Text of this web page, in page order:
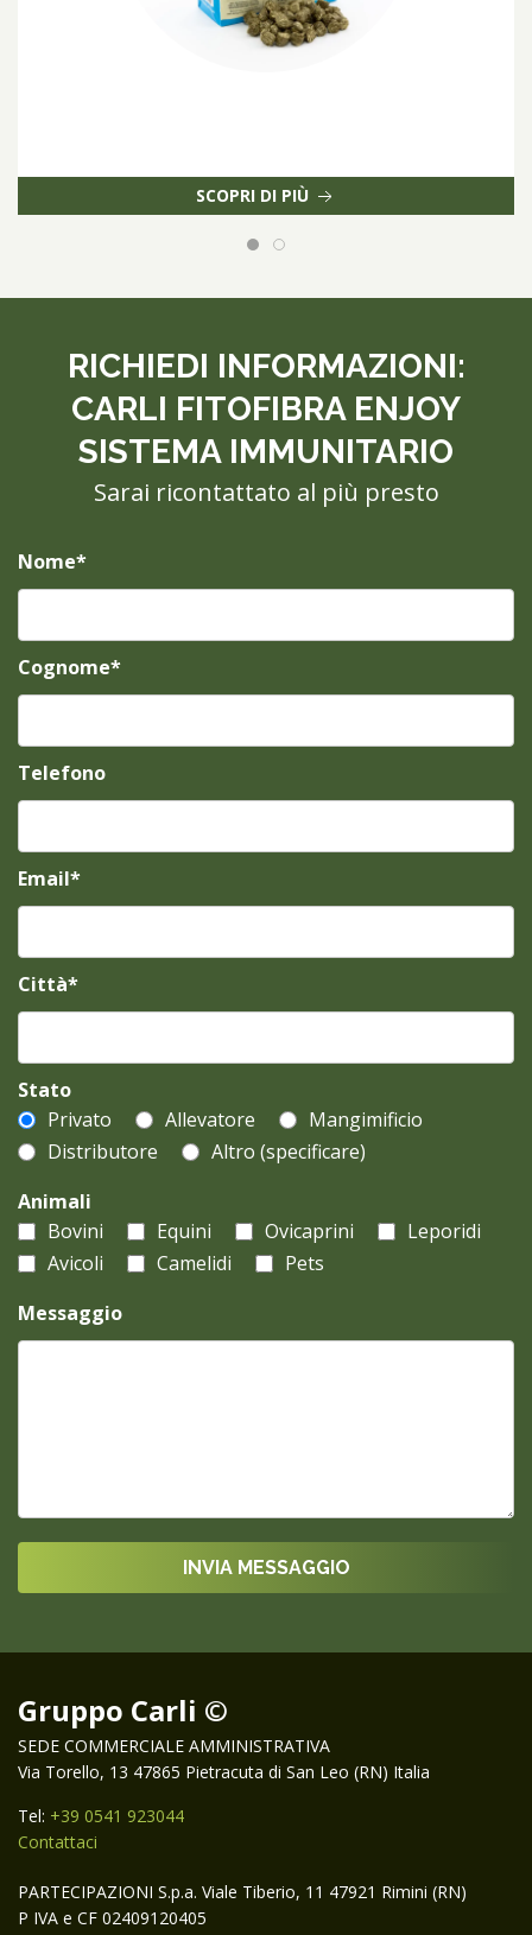
SCOPRI DI PIÙ
RICHIEDI INFORMAZIONI:
CARLI FITOFIBRA ENJOY
SISTEMA IMMUNITARIO
Sarai ricontattato al più presto
Nome*
Cognome*
Telefono
Email*
Città*
Stato
Privato
Allevatore
Mangimificio
Distributore
Altro (specificare)
Animali
Bovini
Equini Ovicaprini
Leporidi
Avicoli
Camelidi
Pets
Messaggio
Gruppo Carli ©
SEDE COMMERCIALE AMMINISTRATIVA
Via Torello, 13 47865 Pietracuta di San Leo (RN) Italia
Tel: +39 0541 923044
Contattaci
PARTECIPAZIONI S.p.a. Viale Tiberio, 11 47921 Rimini (RN)
P IVA e CF 02409120405